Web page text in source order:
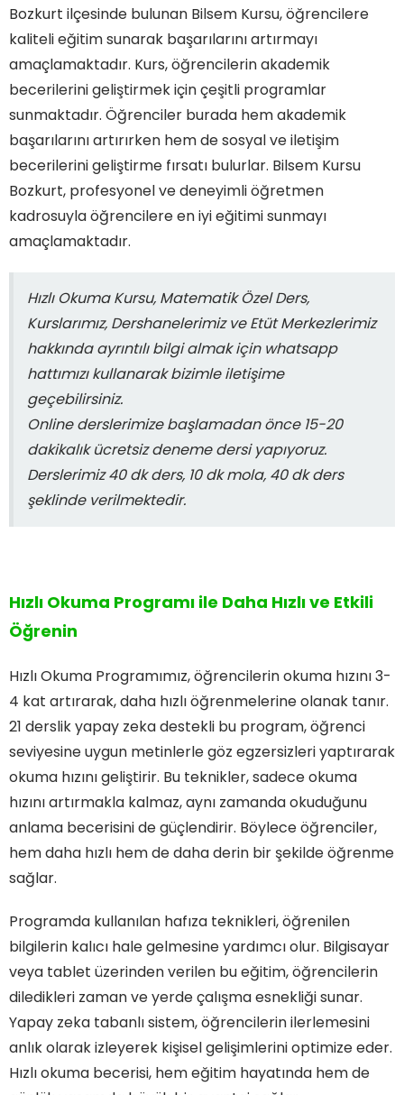
Bozkurt ilçesinde bulunan Bilsem Kursu, öğrencilere
kaliteli eğitim sunarak başarılarını artırmayı
amaçlamaktadır. Kurs, öğrencilerin akademik
becerilerini geliştirmek için çeşitli programlar
sunmaktadır. Öğrenciler burada hem akademik
başarılarını artırırken hem de sosyal ve iletişim
becerilerini geliştirme fırsatı bulurlar. Bilsem Kursu
Bozkurt, profesyonel ve deneyimli öğretmen
kadrosuyla öğrencilere en iyi eğitimi sunmayı
amaçlamaktadır.
Hızlı Okuma Kursu, Matematik Özel Ders,
Kurslarımız, Dershanelerimiz ve Etüt Merkezlerimiz
hakkında ayrıntılı bilgi almak için whatsapp
hattımızı kullanarak bizimle iletişime
geçebilirsiniz.
Online derslerimize başlamadan önce 15-20
dakikalık ücretsiz deneme dersi yapıyoruz.
Derslerimiz 40 dk ders, 10 dk mola, 40 dk ders
şeklinde verilmektedir.
Hızlı Okuma Programı ile Daha Hızlı ve Etkili
Öğrenin
Hızlı Okuma Programımız, öğrencilerin okuma hızını 3-
4 kat artırarak, daha hızlı öğrenmelerine olanak tanır.
21 derslik yapay zeka destekli bu program, öğrenci
seviyesine uygun metinlerle göz egzersizleri yaptırarak
okuma hızını geliştirir. Bu teknikler, sadece okuma
hızını artırmakla kalmaz, aynı zamanda okuduğunu
anlama becerisini de güçlendirir. Böylece öğrenciler,
hem daha hızlı hem de daha derin bir şekilde öğrenme
sağlar.
Programda kullanılan hafıza teknikleri, öğrenilen
bilgilerin kalıcı hale gelmesine yardımcı olur. Bilgisayar
veya tablet üzerinden verilen bu eğitim, öğrencilerin
diledikleri zaman ve yerde çalışma esnekliği sunar.
Yapay zeka tabanlı sistem, öğrencilerin ilerlemesini
anlık olarak izleyerek kişisel gelişimlerini optimize eder.
Hızlı okuma becerisi, hem eğitim hayatında hem de